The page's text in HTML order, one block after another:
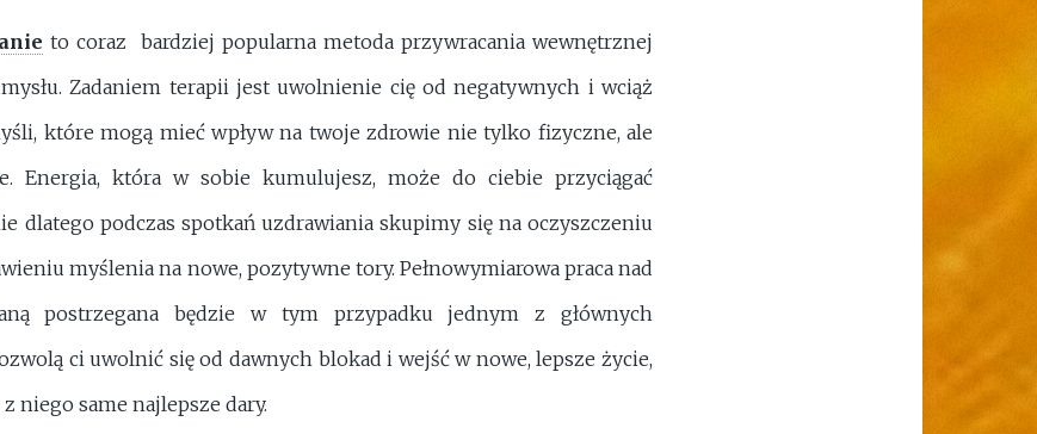
to coraz bardziej popularna metoda przywracania wewnętrznej
Zadaniem terapii jest uwolnienie cię od negatywnych i wciąż
które mogą mieć wpływ na twoje zdrowie nie tylko fizyczne, ale
Energia, która w sobie kumulujesz, może do ciebie przyciągać
dlatego podczas spotkań uzdrawiania skupimy się na oczyszczeniu
myślenia na nowe, pozytywne tory. Pełnowymiarowa praca nad
postrzegana będzie w tym przypadku jednym z głównych
ci uwolnić się od dawnych blokad i wejść w nowe, lepsze życie,
niego same najlepsze dary.